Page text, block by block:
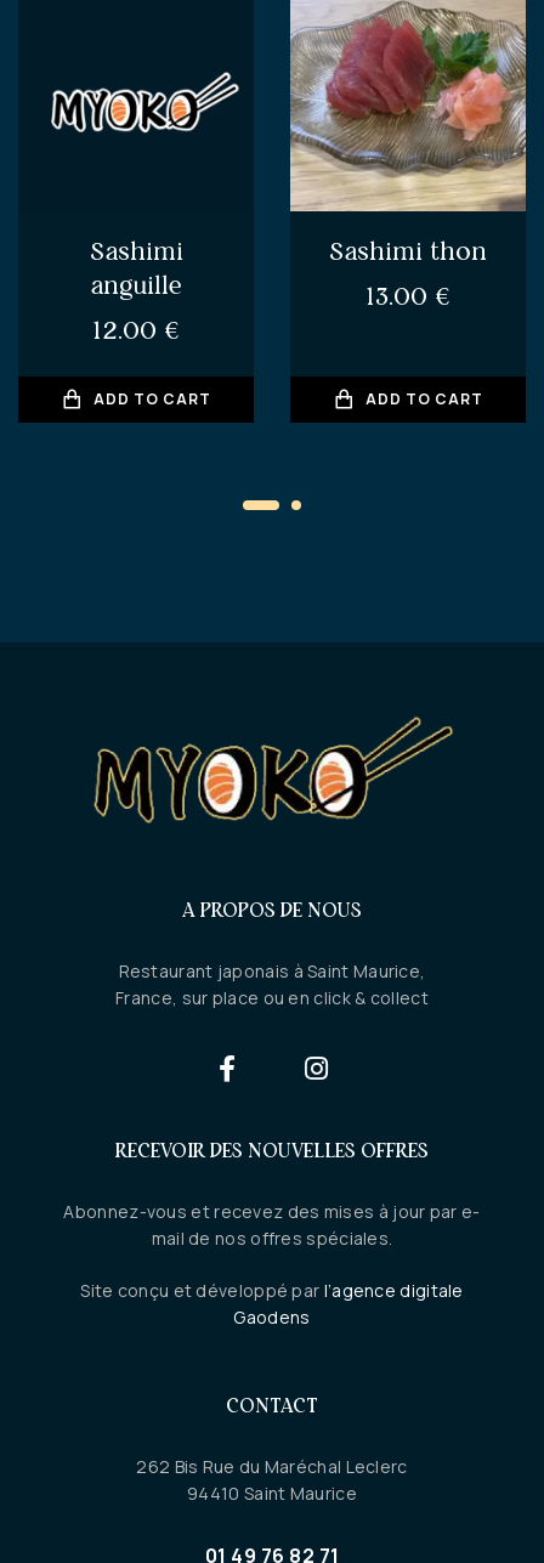
Sashimi
anguille
12.00 €
ADD TO CART
Sashimi thon
13.00 €
ADD TO CART
A PROPOS DE NOUS
Restaurant japonais à Saint Maurice,
France, sur place ou en click & collect
RECEVOIR DES NOUVELLES OFFRES
Abonnez-vous et recevez des mises à jour par e-
mail de nos offres spéciales.
Site conçu et développé par l’agence digitale
Gaodens
CONTACT
262 Bis Rue du Maréchal Leclerc
94410 Saint Maurice
01 49 76 82 71